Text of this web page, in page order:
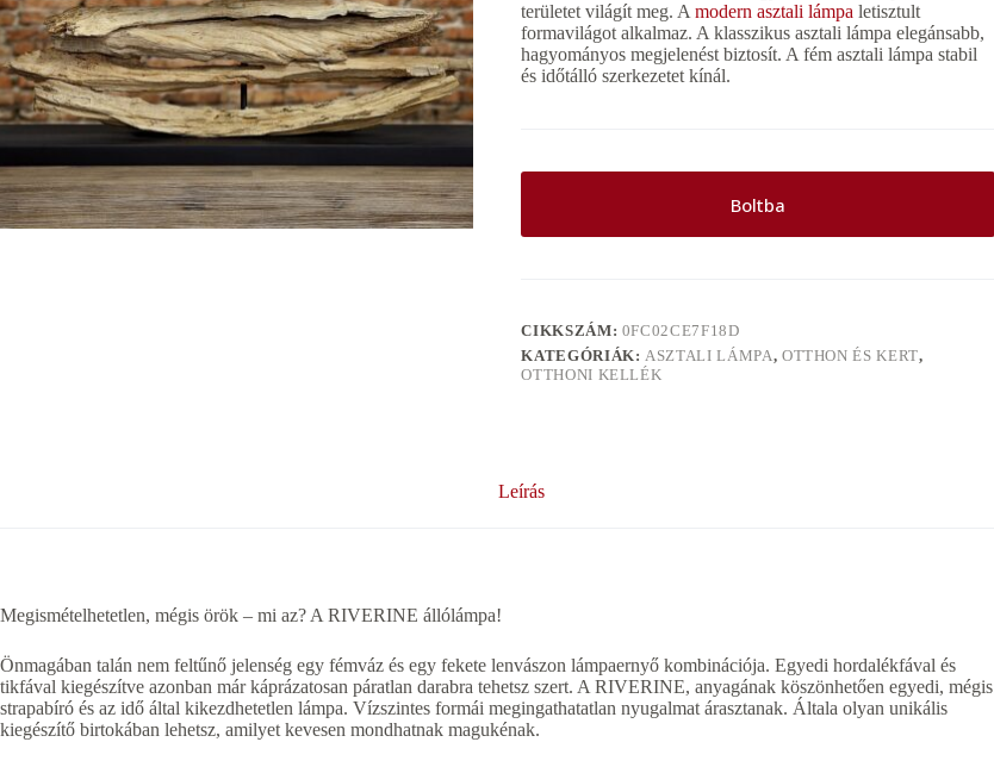
területet világít meg. Amodern asztali lámpa letisztult
formavilágot alkalmaz. A klasszikus asztali lámpa elegánsabb,
hagyományos megjelenést biztosít. A fém asztali lámpa stabil
és időtálló szerkezetet kínál.
Boltba
CIKKSZÁM: 0FC02CE7F18D
KATEGÓRIÁK:ASZTALI LÁMPA, OTTHON ÉS KERT,
OTTHONI KELLÉK
Leírás
Megismételhetetlen, mégis örök – mi az? A RIVERINE állólámpa!
Önmagában talán nem feltűnő jelenség egy fémváz és egy fekete lenvászon lámpaernyő kombinációja. Egyedi hordalékfával és
tikfával kiegészítve azonban már káprázatosan páratlan darabra tehetsz szert. A RIVERINE, anyagának köszönhetően egyedi, mégis
strapabíró és az idő által kikezdhetetlen lámpa. Vízszintes formái megingathatatlan nyugalmat árasztanak. Általa olyan unikális
kiegészítő birtokában lehetsz, amilyet kevesen mondhatnak magukénak.